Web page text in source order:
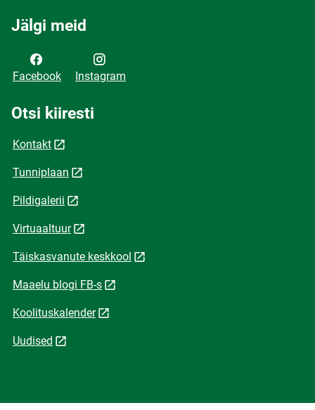
Jälgi meid
Facebook Instagram
Otsi kiiresti
Kontakt
Tunniplaan
Pildigalerii
Virtuaaltuur
Täiskasvanute keskkool
Maaelu blogi FB-s
Koolituskalender
Uudised